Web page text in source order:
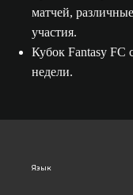
матчей,
участия.
Кубок Fantasy FC
недели.
Язык